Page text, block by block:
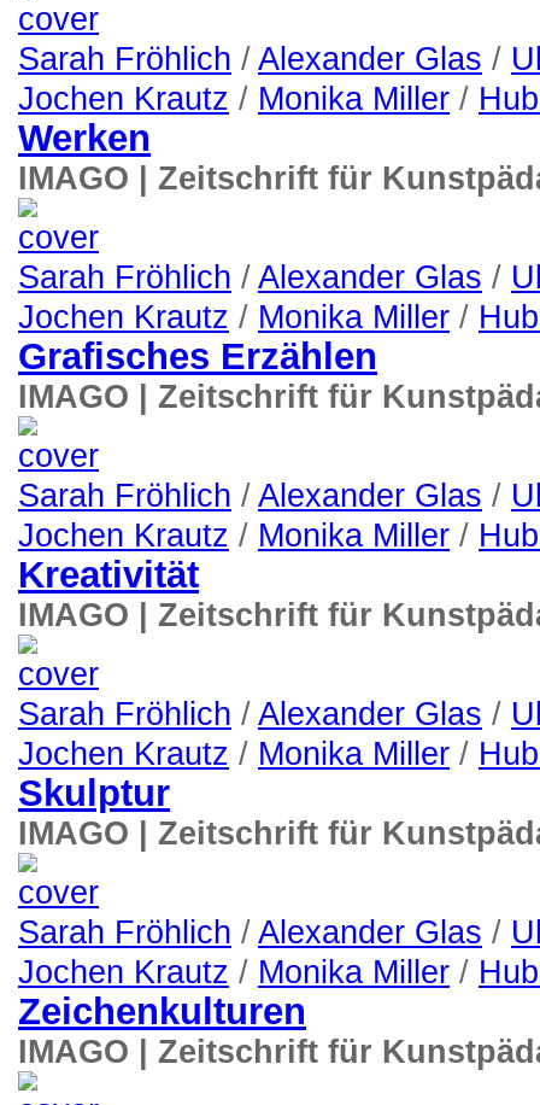
Sarah Fröhlich /Alexander Glas /
Jochen Krautz / Monika Miller /
Werken
IMAGO | Zeitschrift für
Sarah Fröhlich /Alexander Glas /
Jochen Krautz / Monika Miller /
Grafisches Erzählen
IMAGO | Zeitschrift für
Sarah Fröhlich /Alexander Glas /
Jochen Krautz / Monika Miller /
Kreativität
IMAGO | Zeitschrift für
Sarah Fröhlich /Alexander Glas /
Jochen Krautz / Monika Miller /
Skulptur
IMAGO | Zeitschrift für
Sarah Fröhlich /Alexander Glas /
Jochen Krautz / Monika Miller /
Zeichenkulturen
IMAGO | Zeitschrift für